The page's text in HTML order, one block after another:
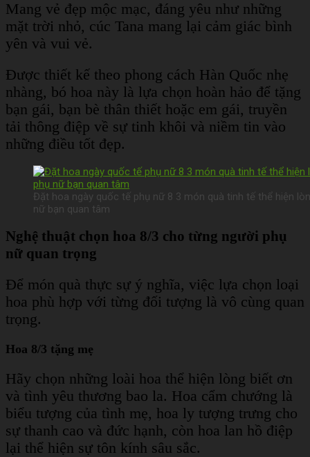
Mang vẻ đẹp mộc mạc, đáng yêu như những
mặt trời nhỏ, cúc Tana mang lại cảm giác bình
yên và vui vẻ.
Được thiết kế theo phong cách Hàn Quốc nhẹ
nhàng, bó hoa này là lựa chọn hoàn hảo để tặng
bạn gái, bạn bè thân thiết hoặc em gái, truyền
tải thông điệp về sự tinh khôi và niềm tin vào
những điều tốt đẹp.
Đặt hoa ngày quốc tế phụ nữ 8 3 món quà tinh tế thể hiện
nữ bạn quan tâm
Nghệ thuật chọn hoa 8/3 cho từng người phụ
nữ quan trọng
Để món quà thực sự ý nghĩa, việc lựa chọn loại
hoa phù hợp với từng đối tượng là vô cùng quan
trọng.
Hoa 8/3 tặng mẹ
Hãy chọn những loài hoa thể hiện lòng biết ơn
và tình yêu thương bao la. Hoa cẩm chướng là
biểu tượng của tình mẹ, hoa ly tượng trưng cho
sự thanh cao và đức hạnh, còn hoa lan hồ điệp
lại thể hiện sự tôn kính sâu sắc.